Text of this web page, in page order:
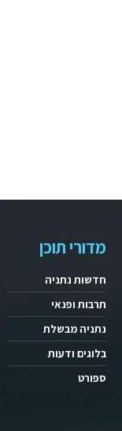
מדורי תוכן
חדשות נתניה
תרבות ופנאי
נתניה מבשלת
בלוגים ודעות
ספורט